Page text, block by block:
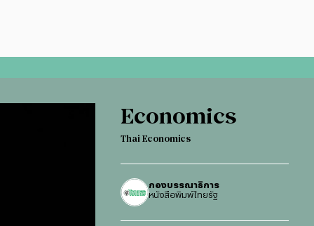
Economics
Thai Economics
กองบรรณาธิการ
หนังสือพิมพ์ไทยรัฐ